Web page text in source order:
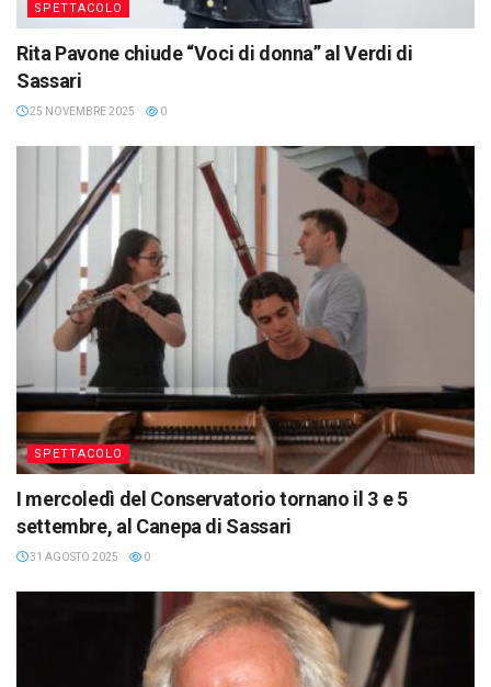
SPETTACOLO
Rita Pavone chiude “Voci di donna” al Verdi di
Sassari
25 NOVEMBRE 2025 0
SPETTACOLO
I mercoledì del Conservatorio tornano il 3 e 5
settembre, al Canepa di Sassari
31 AGOSTO 2025 0